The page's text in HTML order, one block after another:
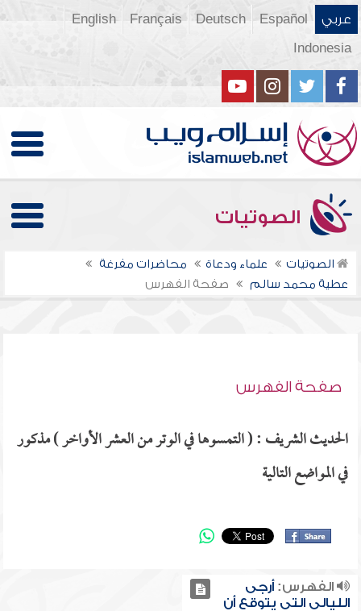
عربي Español
Deutsch
Français
English
Indonesia
الصوتيات
الصوتيات علماء ودعاة
محاضرات مفرغة
عطية محمد سالم
صفحة الفهرس
صفحة الفهرس
الحديث الشريف : ( التمسوها في الوتر من العشر الأواخر ) مذكور
في المواضع التالية
الفهرس:أرجى
الليالي التي يتوقع أن